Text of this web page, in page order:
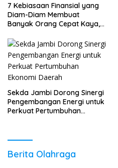
7 Kebiasaan Finansial yang
Diam-Diam Membuat
Banyak Orang Cepat Kaya,
Sekda Jambi Dorong Sinergi
Pengembangan Energi untuk
Perkuat Pertumbuhan
Berita Olahraga